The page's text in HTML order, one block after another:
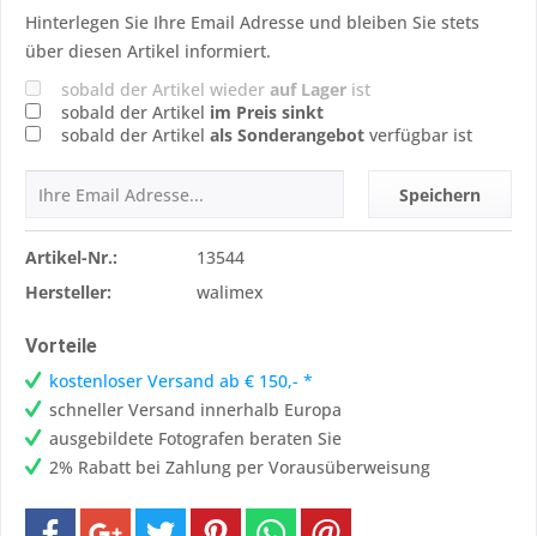
Hinterlegen Sie Ihre Email Adresse und bleiben Sie stets
über diesen Artikel informiert.
sobald der Artikel wieder auf Lager ist
sobald der Artikel im Preis sinkt
sobald der Artikel als Sonderangebot verfügbar ist
Speichern
Artikel-Nr.:
13544
Hersteller:
walimex
Vorteile
kostenloser Versand ab € 150,- *
schneller Versand innerhalb Europa
ausgebildete Fotografen beraten Sie
2% Rabatt bei Zahlung per Vorausüberweisung